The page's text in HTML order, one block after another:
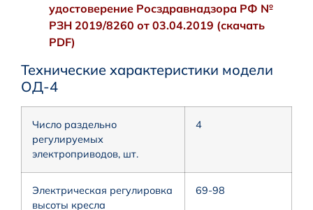
удостоверение Росздравнадзора РФ №
РЗН 2019/8260 от 03.04.2019 (скачать
PDF)
Технические характеристики модели
ОД-4
Число раздельно
регулируемых
электроприводов, шт.
4
Электрическая регулировка
высоты кресла
69-98